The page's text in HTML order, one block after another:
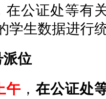
在公证处等有
学生数据进行
位
午 ， 在公证处